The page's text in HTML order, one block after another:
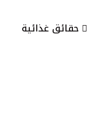
حقائق غذائية